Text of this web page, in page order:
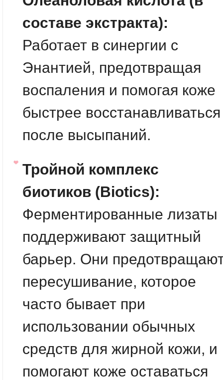
составе экстракта):
Работает в синергии с
Энантией, предотвращая
воспаления и помогая коже
быстрее восстанавливаться
после высыпаний.
Тройной комплекс
биотиков (Biotics):
Ферментированные лизаты
поддерживают защитный
барьер. Они
пересушивание, которое
часто бывает при
использовании обычных
средств для жирной кожи, и
помогают коже оставаться